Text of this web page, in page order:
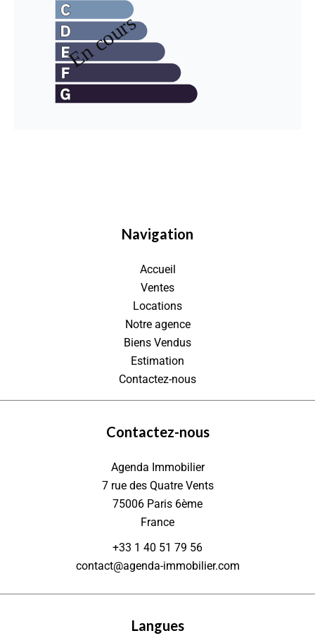
Navigation
Accueil
Ventes
Locations
Notre agence
Biens Vendus
Estimation
Contactez-nous
Contactez-nous
Agenda Immobilier
7 rue des Quatre Vents
75006 Paris 6ème
France
+33 1 40 51 79 56
contact@agenda-immobilier.com
Langues